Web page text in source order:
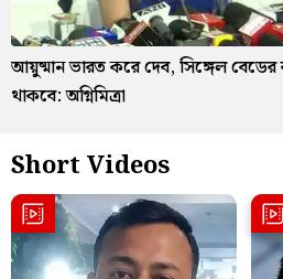
আয়ুষ্মান ভারত করে দেব, সিঙ্গেল বেডের
থাকবে: অগ্নিমিত্রা
Short Videos